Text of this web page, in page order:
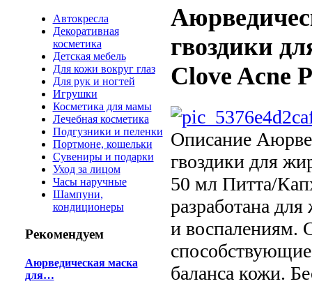
Автокресла
Декоративная
косметика
Детская мебель
Для кожи вокруг глаз
Для рук и ногтей
Игрушки
Косметика для мамы
Лечебная косметика
Подгузники и пеленки
Портмоне, кошельки
Сувениры и подарки
Уход за лицом
Часы наручные
Шампуни,
кондиционеры
Рекомендуем
Аюрведическая маска
для…
гвоздики
Clove Acne
Описание
гвоздики для
50 мл Питта/
разработана
и воспалениям.
баланса кожи.